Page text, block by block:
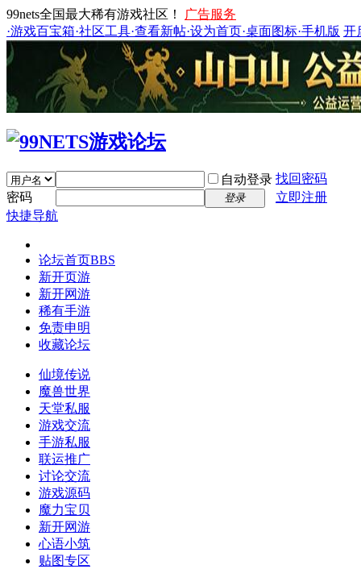
99nets全国最大稀有游戏社区！
广告服务
·游戏百宝箱·社区工具·查看新帖·设为首页·桌面图标·手机版 开
自动登录 找回密码
密码
登录
立即注册
快捷导航
论坛首页BBS
新开页游
新开网游
稀有手游
免责申明
收藏论坛
仙境传说
魔兽世界
天堂私服
游戏交流
手游私服
联运推广
讨论交流
游戏源码
魔力宝贝
新开网游
心语小筑
贴图专区